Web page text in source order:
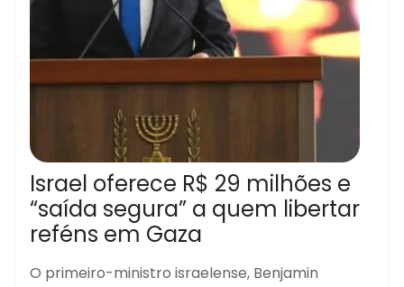
Israel oferece R$ 29 milhões e
“saída segura” a quem libertar
reféns em Gaza
O primeiro-ministro israelense, Benjamin